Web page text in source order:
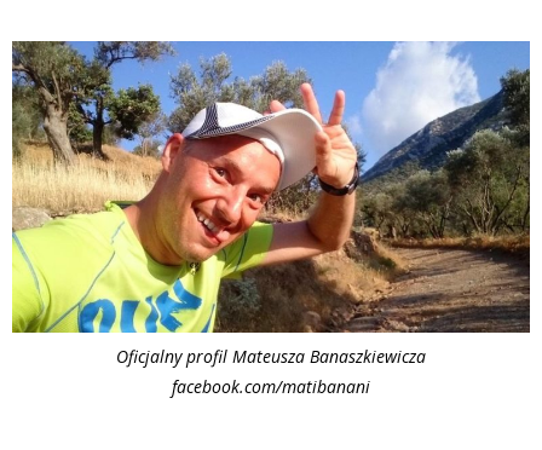
Oficjalny profil Mateusza Banaszkiewicza
facebook.com/matibanani